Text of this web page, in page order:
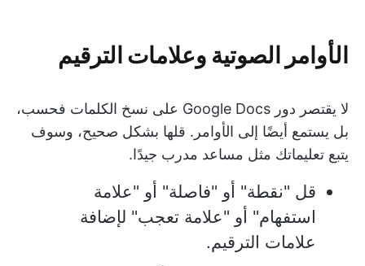
الأوامر الصوتية وعلامات الترقيم
لا يقتصر دور Google Docs على نسخ الكلمات فحسب،
بل يستمع أيضًا إلى الأوامر. قلها بشكل صحيح، وسوف
يتبع تعليماتك مثل مساعد مدرب جيدًا.
قل "نقطة" أو "فاصلة" أو "علامة
استفهام" أو "علامة تعجب" لإضافة
علامات الترقيم.